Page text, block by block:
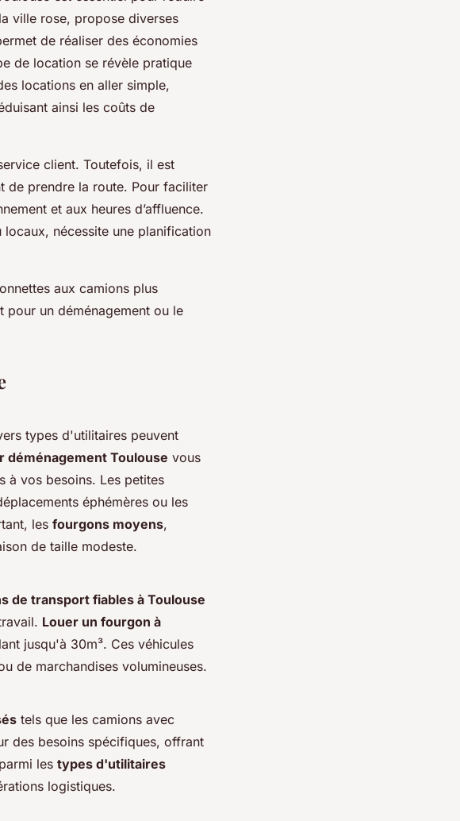
ville rose, propose diverses
de réaliser des économies
de location se révèle pratique
locations en aller simple,
ainsi les coûts de
client. Toutefois, il est
de prendre la route. Pour faciliter
et aux heures d’affluence.
locaux, nécessite une planification
aux camions plus
pour un déménagement ou le
types d'utilitaires peuvent
déménagement Toulouse vous
à vos besoins. Les petites
éphémères ou les
les fourgons moyens,
de taille modeste.
de transport fiables à Toulouse
Louer un fourgon à
jusqu'à 30m³. Ces véhicules
de marchandises volumineuses.
tels que les camions avec
des besoins spécifiques, offrant
les types d'utilitaires
logistiques.